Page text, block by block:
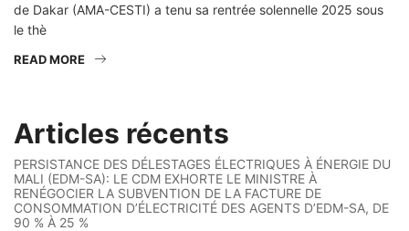
de Dakar (AMA-CESTI) a tenu sa rentrée solennelle 2025 sous
le thè
READ MORE
Articles récents
PERSISTANCE DES DÉLESTAGES ÉLECTRIQUES À ÉNERGIE DU
MALI (EDM-SA): LE CDM EXHORTE LE MINISTRE À
RENÉGOCIER LA SUBVENTION DE LA FACTURE DE
CONSOMMATION D’ÉLECTRICITÉ DES AGENTS D’EDM-SA, DE
90 % À 25 %